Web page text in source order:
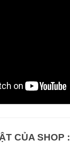
CỦA SHOP :